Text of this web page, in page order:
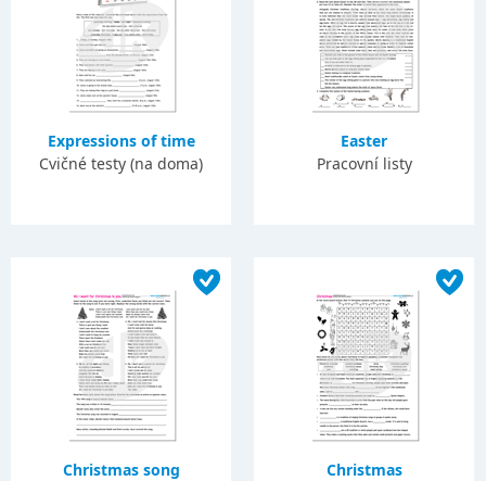
Expressions of time
Cvičné testy (na doma)
Easter
Pracovní listy
Christmas song
Christmas